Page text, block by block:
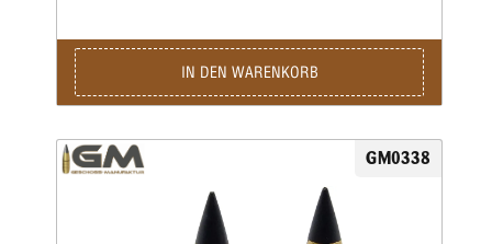
Wiederlader liefern wir die Geschosse als Splinter Crown in
klassischer Form mit offener Hohlspitze sowie als Splinter
Tip mit zusätzlicher Polymerspitze.
IN DEN WARENKORB
GM0338